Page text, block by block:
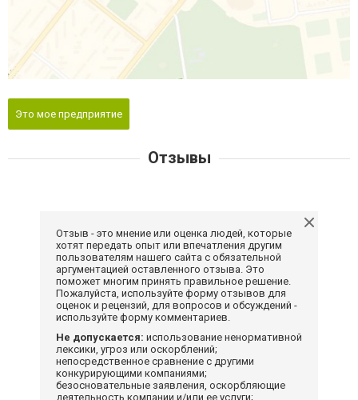
Это мое предприятие
Отзывы
Отзыв - это мнение или оценка людей, которые
хотят передать опыт или впечатления другим
пользователям нашего сайта с обязательной
аргументацией оставленного отзыва. Это
поможет многим принять правильное решение.
Пожалуйста, используйте форму отзывов для
оценок и рецензий, для вопросов и обсуждений -
используйте форму комментариев.
Не допускается: использование ненормативной
лексики, угроз или оскорблений;
непосредственное сравнение с другими
конкурирующими компаниями;
безосновательные заявления, оскорбляющие
деятельность компании и/или ее услуги;